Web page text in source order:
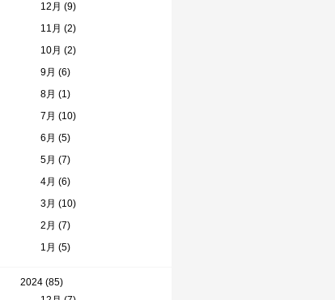
12月 (9)
11月 (2)
10月 (2)
9月 (6)
8月 (1)
7月 (10)
6月 (5)
5月 (7)
4月 (6)
3月 (10)
2月 (7)
1月 (5)
2024 (85)